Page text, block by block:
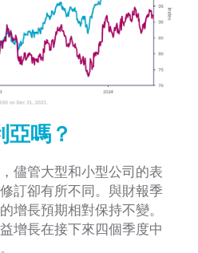
亞嗎？
儘管大型和小型公司的表
訂卻有所不同。與財報季
增長預期相對保持不變。
增長在接下來四個季度中